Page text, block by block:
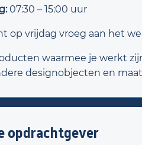
07:30 – 15:00 uur
op vrijdag vroeg aan het
waarmee je werkt
designobjecten en
opdrachtgever